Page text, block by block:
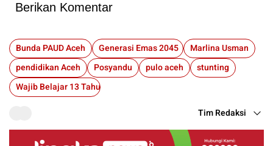
Berikan Komentar
Bunda PAUD Aceh Generasi Emas 2045
Marlina Usman
pendidikan Aceh
Posyandu pulo aceh
stunting
Wajib Belajar 13 Tahun
Tim Redaksi